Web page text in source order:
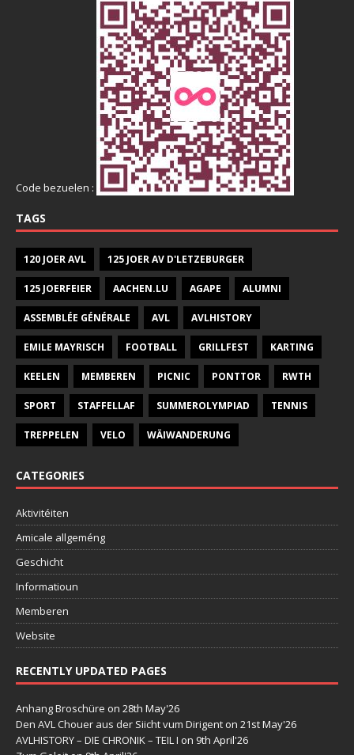
Code bezuelen :
TAGS
120 JOER AVL 125 JOER AV D'LETZEBURGER
125 JOERFEIER AACHEN.LU AGAPE ALUMNI
ASSEMBLÉE GÉNÉRALE AVL AVLHISTORY
EMILE MAYRISCH FOOTBALL GRILLFEST KARTING
KEELEN MEMBEREN PICNIC PONTTOR RWTH
SPORT STAFFELLAF SUMMEROLYMPIAD TENNIS
TREPPELEN VELO WÄIWANDERUNG
CATEGORIES
Aktivitéiten
Amicale allgeméng
Geschicht
Informatioun
Memberen
Website
RECENTLY UPDATED PAGES
Anhang Broschüre on 28th May'26
Den AVL Chouer aus der Siicht vum Dirigent on 21st May'26
AVLHISTORY – DIE CHRONIK – TEIL I on 9th April'26